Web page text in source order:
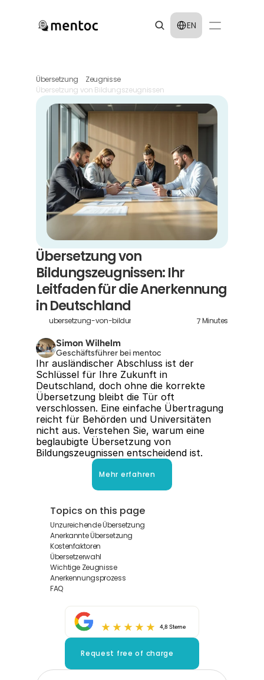
Select Language
EN
Übersetzung
Zeugnisse
Übersetzung von Bildungszeugnissen
Übersetzung von
Bildungszeugnissen: Ihr
Leitfaden für die Anerkennung
in Deutschland
ubersetzung-von-bildungszeugnissen 7Minutes
Simon Wilhelm
Geschäftsführer bei mentoc
Ihr ausländischer Abschluss ist der
Schlüssel für Ihre Zukunft in
Deutschland, doch ohne die korrekte
Übersetzung bleibt die Tür oft
verschlossen. Eine einfache Übertragung
reicht für Behörden und Universitäten
nicht aus. Verstehen Sie, warum eine
beglaubigte Übersetzung von
Bildungszeugnissen entscheidend ist.
Mehr erfahren
Topics on this page
Unzureichende Übersetzung
Anerkannte Übersetzung
Kostenfaktoren
Übersetzerwahl
Wichtige Zeugnisse
Anerkennungsprozess
FAQ
4,8 Sterne
Request free of charge